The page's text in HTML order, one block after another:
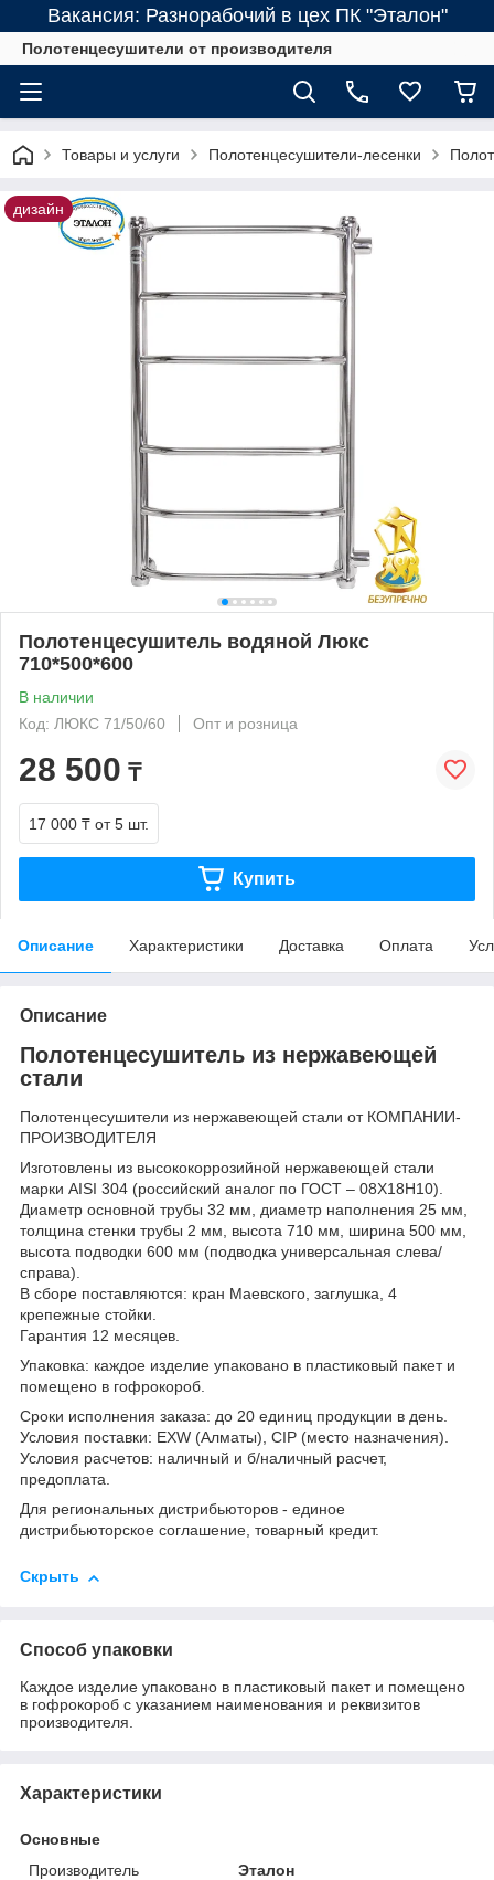
Вакансия: Разнорабочий в цех ПК "Эталон"
Полотенцесушители от производителя
Товары и услуги Полотенцесушители-лесенки
дизайн
Полотенцесушитель водяной Люкс
710*500*600
В наличии
Код: ЛЮКС 71/50/60
Опт и розница
28 500 ₸
17 000 ₸ от 5 шт.
Купить
Описание Характеристики Доставка Оплата
Описание
Полотенцесушитель из нержавеющей
стали
Полотенцесушители из нержавеющей стали от КОМПАНИИ-
ПРОИЗВОДИТЕЛЯ
Изготовлены из высококоррозийной нержавеющей стали
марки AISI 304 (российский аналог по ГОСТ – 08Х18Н10).
Диаметр основной трубы 32 мм, диаметр наполнения 25 мм,
толщина стенки трубы 2 мм, высота 710 мм, ширина 500 мм,
высота подводки 600 мм (подводка универсальная слева/
справа).
В сборе поставляются: кран Маевского, заглушка, 4
крепежные стойки.
Гарантия 12 месяцев.
Упаковка: каждое изделие упаковано в пластиковый пакет и
помещено в гофрокороб.
Сроки исполнения заказа: до 20 единиц продукции в день.
Условия поставки: EXW (Алматы), CIP (место назначения).
Условия расчетов: наличный и б/наличный расчет,
предоплата.
Для региональных дистрибьюторов - единое
дистрибьюторское соглашение, товарный кредит.
Скрыть
Способ упаковки
Каждое изделие упаковано в пластиковый пакет и помещено
в гофрокороб с указанием наименования и реквизитов
производителя.
Характеристики
Основные
Производитель
Эталон